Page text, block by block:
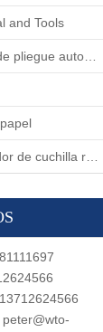
and Tools
peter@wto-